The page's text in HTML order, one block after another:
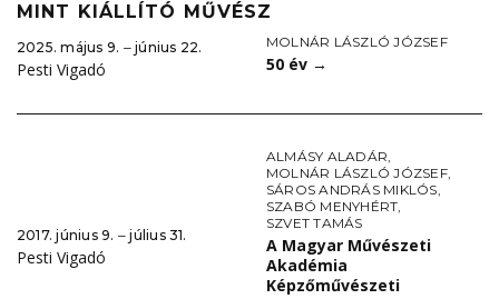
MINT KIÁLLÍTÓ MŰVÉSZ
2025. május 9. ‒ június 22.
Pesti Vigadó
MOLNÁR LÁSZLÓ JÓZSEF
50 év →
2017. június 9. ‒ július 31.
Pesti Vigadó
ALMÁSY ALADÁR,
MOLNÁR LÁSZLÓ JÓZSEF,
SÁROS ANDRÁS MIKLÓS,
SZABÓ MENYHÉRT,
SZVET TAMÁS
A Magyar Művészeti
Akadémia
Képzőművészeti